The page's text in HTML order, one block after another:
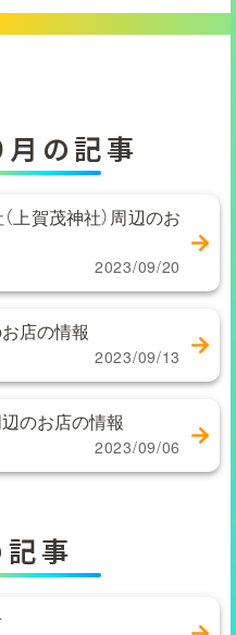
アナウンサー
番組表
の記事
上賀茂神社）周辺のお
2023/09/20
店の情報
2023/09/13
のお店の情報
2023/09/06
事